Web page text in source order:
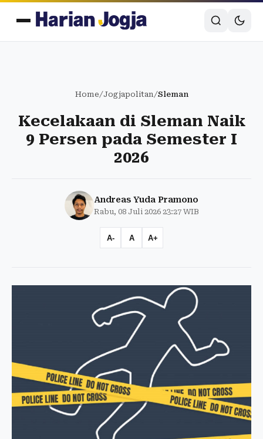
Home/Jogjapolitan/Sleman
Kecelakaan di Sleman Naik
9 Persen pada Semester I
2026
Andreas Yuda Pramono
Rabu, 08 Juli 2026 23:27 WIB
A- A A+